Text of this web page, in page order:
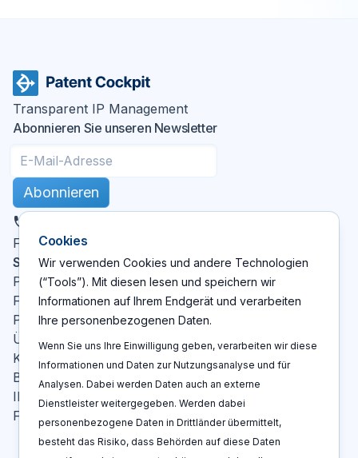
Transparent IP Management
Abonnieren Sie unseren Newsletter
Abonnieren
Folgen Sie uns
Seiten
Patent Cockpit
Funktionen
Preise
Über Uns
Kontakt
Blog
IP-Glossar
FAQ
Cookies
Wir verwenden Cookies und andere Technologien
(“Tools”). Mit diesen lesen und speichern wir
Informationen auf Ihrem Endgerät und verarbeiten
Ihre personenbezogenen Daten.
Wenn Sie uns Ihre Einwilligung geben, verarbeiten wir diese
Informationen und Daten zur Nutzungsanalyse und für
Analysen. Dabei werden Daten auch an externe
Dienstleister weitergegeben. Werden dabei
personenbezogene Daten in Drittländer übermittelt,
besteht das Risiko, dass Behörden auf diese Daten